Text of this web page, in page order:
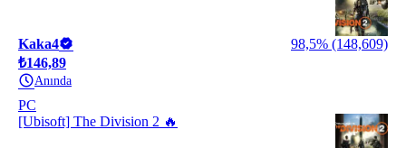
Kaka4
98,5% (148,609)
₺146,89
Anında
PC
[Ubisoft] The Division 2 🔥